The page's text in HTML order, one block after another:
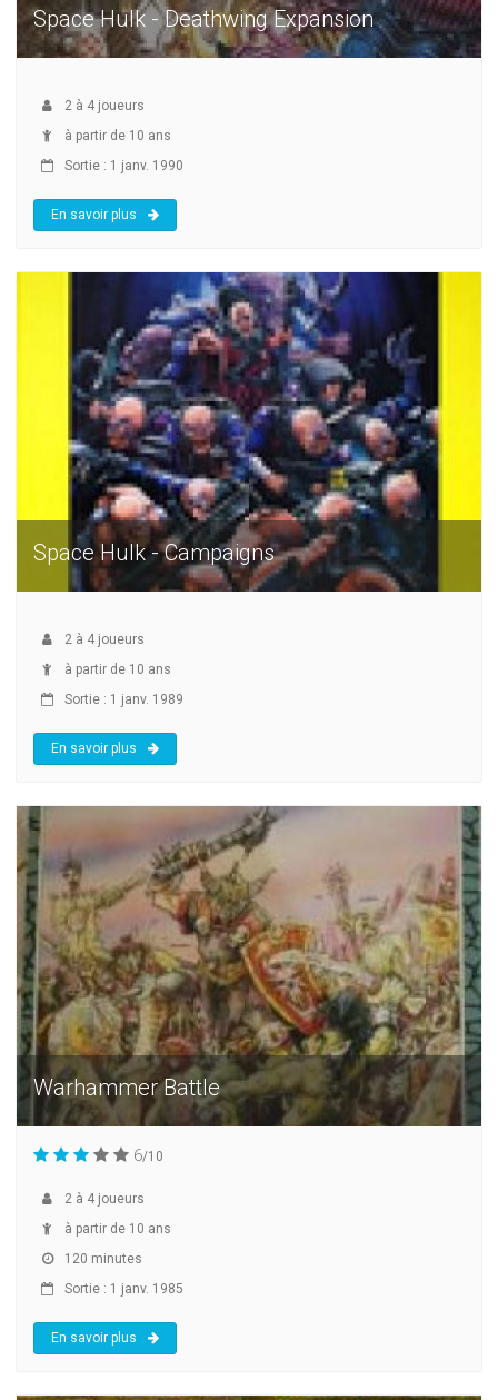
Space Hulk - Deathwing Expansion
2 à 4 joueurs
à partir de 10 ans
Sortie : 1 janv. 1990
En savoir plus
Space Hulk - Campaigns
2 à 4 joueurs
à partir de 10 ans
Sortie : 1 janv. 1989
En savoir plus
Warhammer Battle
6/10
2 à 4 joueurs
à partir de 10 ans
120 minutes
Sortie : 1 janv. 1985
En savoir plus